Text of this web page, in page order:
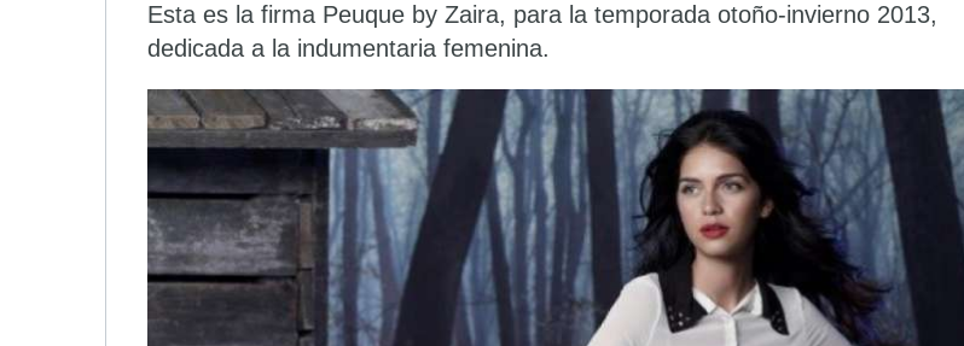
Esta es la firma Peuque by Zaira, para la temporada otoño-invierno 2013,
dedicada a la indumentaria femenina.